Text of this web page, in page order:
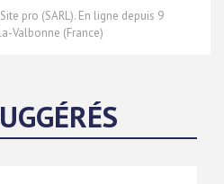
pro (SARL). En ligne depuis 9
Valbonne (France)